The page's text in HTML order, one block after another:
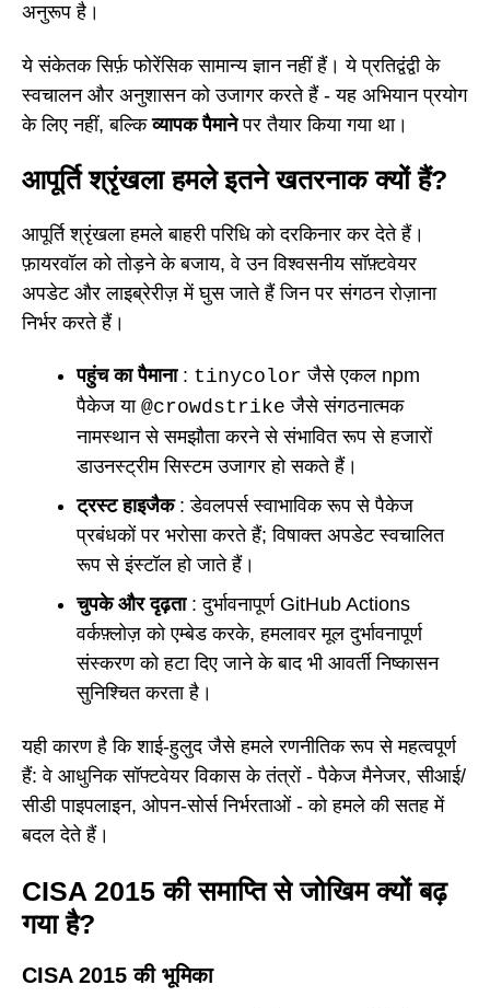
अनुरूप है।
ये संकेतक सिर्फ़ फोरेंसिक सामान्य ज्ञान नहीं हैं। ये प्रतिद्वंद्वी के
स्वचालन और अनुशासन को उजागर करते हैं - यह अभियान प्रयोग
के लिए नहीं, बल्किव्यापक पैमानेपर तैयार किया गया था।
आपूर्ति श्रृंखला हमले इतने खतरनाक क्यों हैं?
आपूर्ति श्रृंखला हमले बाहरी परिधि को दरकिनार कर देते हैं।
फ़ायरवॉल को तोड़ने के बजाय, वे उन विश्वसनीय सॉफ़्टवेयर
अपडेट और लाइब्रेरीज़ में घुस जाते हैं जिन पर संगठन रोज़ाना
निर्भर करते हैं।
पहुंच का पैमाना: tinycolor जैसे एकल npm
पैकेज या @crowdstrike जैसे संगठनात्मक
नामस्थान से समझौता करने से संभावित रूप से हजारों
डाउनस्ट्रीम सिस्टम उजागर हो सकते हैं।
ट्रस्ट हाइजैक: डेवलपर्स स्वाभाविक रूप से पैकेज
प्रबंधकों पर भरोसा करते हैं; विषाक्त अपडेट स्वचालित
रूप से इंस्टॉल हो जाते हैं।
चुपके और दृढ़ता: दुर्भावनापूर्ण GitHub Actions
वर्कफ़्लोज़ को एम्बेड करके, हमलावर मूल दुर्भावनापूर्ण
संस्करण को हटा दिए जाने के बाद भी आवर्ती निष्कासन
सुनिश्चित करता है।
यही कारण है कि शाई-हुलुद जैसे हमले रणनीतिक रूप से महत्वपूर्ण
हैं: वे आधुनिक सॉफ्टवेयर विकास के तंत्रों - पैकेज मैनेजर, सीआई/
सीडी पाइपलाइन, ओपन-सोर्स निर्भरताओं - को हमले की सतह में
बदल देते हैं।
CISA 2015 की समाप्ति से जोखिम क्यों बढ़
गया है?
CISA 2015 की भूमिका